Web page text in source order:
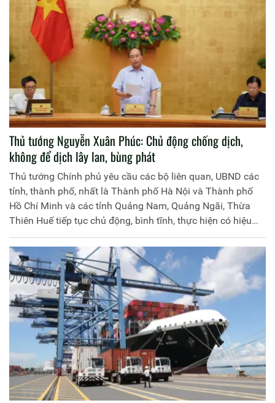
Thủ tướng Nguyễn Xuân Phúc: Chủ động chống dịch,
không để dịch lây lan, bùng phát
Thủ tướng Chính phủ yêu cầu các bộ liên quan, UBND các
tỉnh, thành phố, nhất là Thành phố Hà Nội và Thành phố
Hồ Chí Minh và các tỉnh Quảng Nam, Quảng Ngãi, Thừa
Thiên Huế tiếp tục chủ động, bình tĩnh, thực hiện có hiệu
quả các biện pháp phòng, chống dịch đã đề ra, không để
dịch bệnh lây lan, bùng phát.